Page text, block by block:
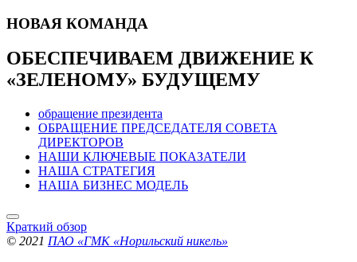
НОВАЯ КОМАНДА
ОБЕСПЕЧИВАЕМ ДВИЖЕНИЕ К
«ЗЕЛЕНОМУ» БУДУЩЕМУ
обращение президента
ОБРАЩЕНИЕ ПРЕДСЕДАТЕЛЯ СОВЕТА
ДИРЕКТОРОВ
НАШИ КЛЮЧЕВЫЕ ПОКАЗАТЕЛИ
НАША СТРАТЕГИЯ
НАША БИЗНЕС МОДЕЛЬ
Краткий обзор
© 2021 ПАО «ГМК «Норильский никель»